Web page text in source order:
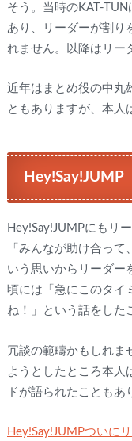
そう。当時のKAT-
あり、リーダーが割り
れません。以降はリー
近年はまとめ役の中丸
ともありますが、本人
Hey!Say!JUMP
Hey!Say!JUMPにもリ
「みんなが助け合っ
いう思いからリーダー
頃には「急にこのタイ
ね！」という話をした
冗談の範疇かもしれま
ようとしたところ本人
ドが語られたこともあ
Hey!Say!JUMPついに